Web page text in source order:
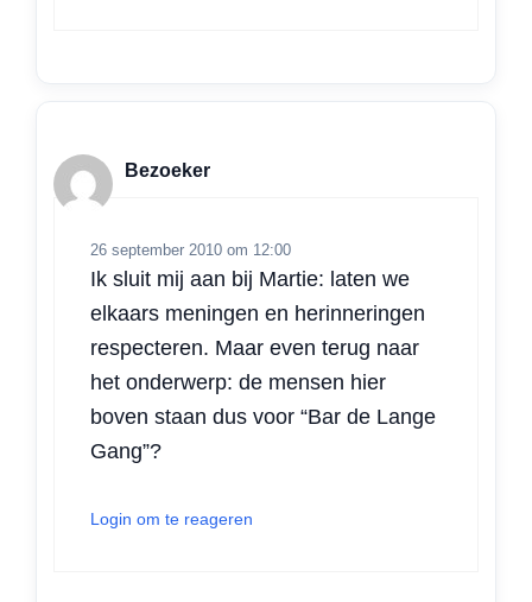
Bezoeker
26 september 2010 om 12:00
Ik sluit mij aan bij Martie: laten we
elkaars meningen en herinneringen
respecteren. Maar even terug naar
het onderwerp: de mensen hier
boven staan dus voor “Bar de Lange
Gang”?
Login om te reageren